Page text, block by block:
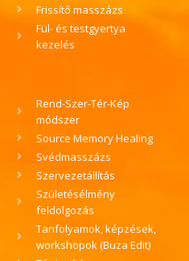
Frissítő masszázs
Fül- és testgyertya
kezelés
Rend-Szer-Tér-Kép
módszer
Source Memory Healing
Svédmasszázs
Szervezetállítás
Születésélmény
feldolgozás
Tanfolyamok, képzések,
workshopok (Buza Edit)